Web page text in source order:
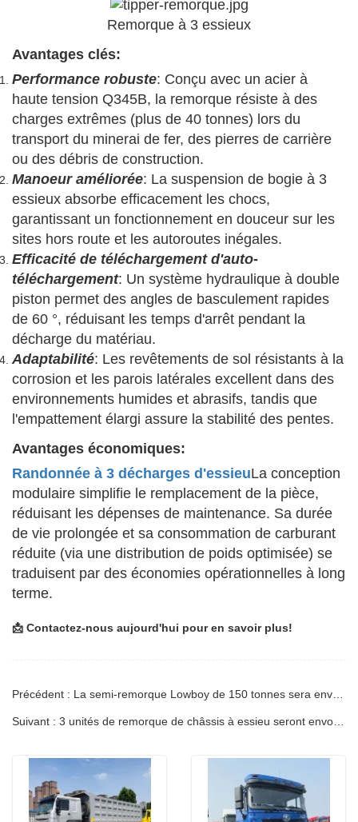
Remorque à 3 essieux
Avantages clés:
Performance robuste: Conçu avec un acier à
haute tension Q345B, la remorque résiste à des
charges extrêmes (plus de 40 tonnes) lors du
transport du minerai de fer, des pierres de carrière
ou des débris de construction.
Manoeur améliorée: La suspension de bogie à 3
essieux absorbe efficacement les chocs,
garantissant un fonctionnement en douceur sur les
sites hors route et les autoroutes inégales.
Efficacité de téléchargement d'auto-
téléchargement: Un système hydraulique à double
piston permet des angles de basculement rapides
de 60 °, réduisant les temps d'arrêt pendant la
décharge du matériau.
Adaptabilité: Les revêtements de sol résistants à la
corrosion et les parois latérales excellent dans des
environnements humides et abrasifs, tandis que
l'empattement élargi assure la stabilité des pentes.
Avantages économiques:
Randonnée à 3 décharges d'essieuLa conception
modulaire simplifie le remplacement de la pièce,
réduisant les dépenses de maintenance. Sa durée
de vie prolongée et sa consommation de carburant
réduite (via une distribution de poids optimisée) se
traduisent par des économies opérationnelles à long
terme.
📩 Contactez-nous aujourd'hui pour en savoir plus!